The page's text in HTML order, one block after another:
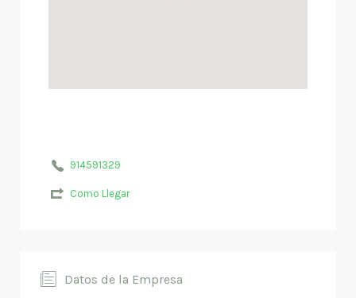
914591329
Como Llegar
Datos de la Empresa